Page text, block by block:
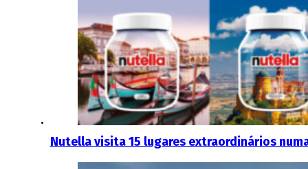
Nutella visita 15 lugares extraordinários